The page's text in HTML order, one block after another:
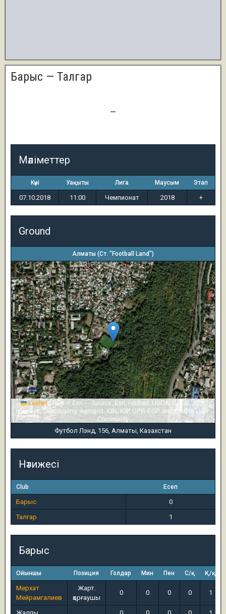
Барыс — Талгар
—
Мәліметтер
Күні Уақыты Лига Маусым Этап
07.10.2018 11:00 Чемпионат 2018 +
Ground
Алматы (Ст. "Football Land")
Leaflet|Tiles © Esri — Source: Esri, i-cubed, USDA, USGS, AEX,
GeoEye, Getmapping, Aerogrid, IGN, IGP, UPR-EGP, and the GIS User
Community
Футбол Лэнд, 156, Алматы, Казахстан
Нәтижесі
Club Есеп
Барыс
0
Талгар
1
Барыс
Ойыншы Позиция Голдар Мин Пен С/қ Қ/қ
Мерхат
Мейрамгалиев
Жарт.
қорғаушы
0 0 0 0 1